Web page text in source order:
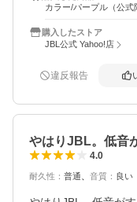
カラー/パープル（公式
購入したストア
JBL公式 Yahoo!店
違反報告
やはりJBL。低音
4.0
耐久性 ： 普通 音質 ： 良い